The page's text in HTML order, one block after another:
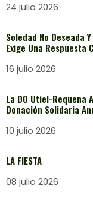
24 julio 2026
Soledad No Deseada
Exige Una Respuesta
16 julio 2026
La DO Utiel-Requena
Donación Solidaria
10 julio 2026
LA FIESTA
08 julio 2026